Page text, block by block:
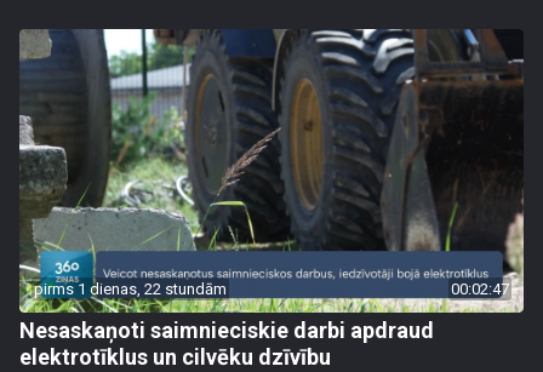
pirms 1 dienas, 22 stundām 00:02:47
Nesaskaņoti saimnieciskie darbi apdraud
elektrotīklus un cilvēku dzīvību